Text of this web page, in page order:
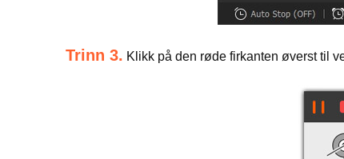
Trinn 3. Klikk på den røde firkanten øverst til